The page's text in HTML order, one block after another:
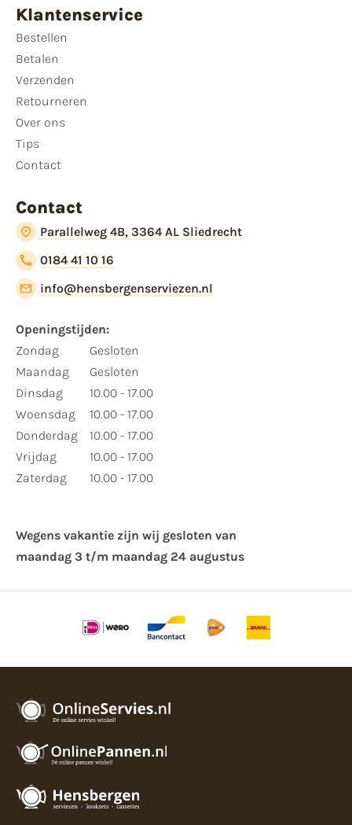
Klantenservice
Bestellen
Betalen
Verzenden
Retourneren
Over ons
Tips
Contact
Contact
Parallelweg 4B, 3364 AL Sliedrecht
0184 41 10 16
info@hensbergenserviezen.nl
Openingstijden:
Zondag
Maandag
Dinsdag
Woensdag
Donderdag
Vrijdag
Zaterdag
Gesloten
Gesloten
10.00 - 17.00
10.00 - 17.00
10.00 - 17.00
10.00 - 17.00
10.00 - 17.00
Wegens vakantie zijn wij gesloten van ​
maandag 3 t/m maandag 24 augustus